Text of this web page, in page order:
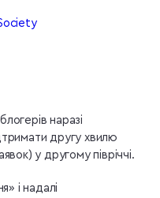
наразі
другу хвилю
у другому півріччі.
і надалі